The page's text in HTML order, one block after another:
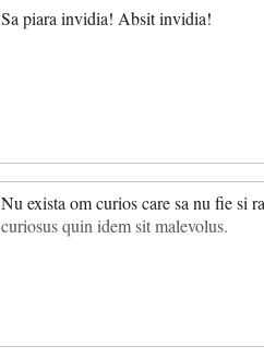
Sa piara invidia! Absit invidia!
Nu exista om curios care sa nu fie si
curiosus quin idem sit malevolus.